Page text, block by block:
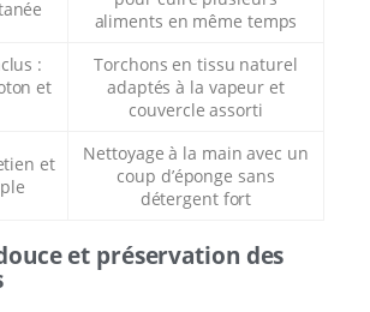
aliments en même temps
:
et
Torchons en tissu naturel
adaptés à la vapeur et
couvercle assorti
et
Nettoyage à la main avec un
coup d’éponge sans
détergent fort
et préservation des